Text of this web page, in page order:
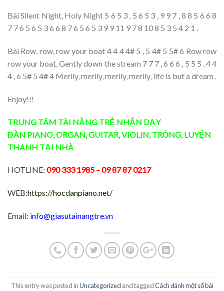
Bài Silent Night, Holy Night 5 6 5 3 , 5 6 5 3 , 9 9 7 , 8 8 5 6 6 8
7 7 6 5 6 5 3 6 6 8 7 6 5 6 5 3 9 9 11 9 7 8 10 8 5 3 5 4 2 1 .
Bài Row, row, row your boat 4 4 4 4# 5 , 5 4# 5 5# 6 Row row
row your boat, Gently down the stream 7 7 7 , 6 6 6 , 5 5 5 , 4 4
4 , 6 5# 5 4# 4 Merily, merily, merily, merily, life is but a dream .
Enjoy!!!
TRUNG TÂM TÀI NĂNG TRẺ NHẬN DẠY
ĐÀN PIANO,ORGAN,GUITAR,VIOLIN, TRỐNG, LUYỆN
THANH TẠI NHÀ
HOTLINE: 090 333 1985 – 09 87 87 0217
WEB:https://hocdanpiano.net/
Email: info@giasutainangtre.vn
This entry was posted inUncategorized and taggedCách đánh một số bài